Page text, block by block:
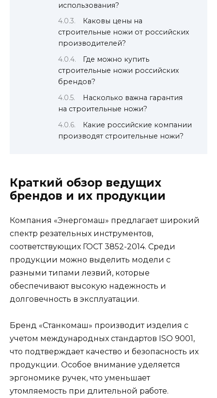
использования?
Каковы цены на
строительные ножи от российских
производителей?
Где можно купить
строительные ножи российских
брендов?
Насколько важна гарантия
на строительные ножи?
Какие российские компании
производят строительные ножи?
Краткий обзор ведущих
брендов и их продукции
Компания «Энергомаш» предлагает широкий
спектр резательных инструментов,
соответствующих ГОСТ 3852-2014. Среди
продукции можно выделить модели с
разными типами лезвий, которые
обеспечивают высокую надежность и
долговечность в эксплуатации.
Бренд «Станкомаш» производит изделия с
учетом международных стандартов ISO 9001,
что подтверждает качество и безопасность их
продукции. Особое внимание уделяется
эргономике ручек, что уменьшает
утомляемость при длительной работе.